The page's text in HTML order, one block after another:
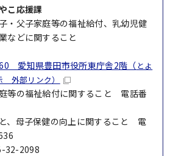
こ応援課
・父子家庭等の福祉給付、乳幼児健
などに関すること
愛知県豊田市役所東庁舎2階（ とよ
外部リンク）
等の福祉給付に関すること 電話番
、母子保健の向上に関すること 電
32-2098